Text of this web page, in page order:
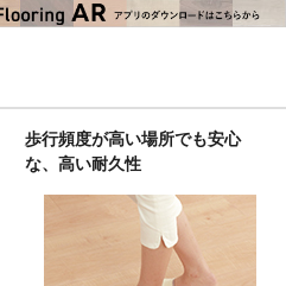
歩行頻度が高い場所でも安心
な、高い耐久性